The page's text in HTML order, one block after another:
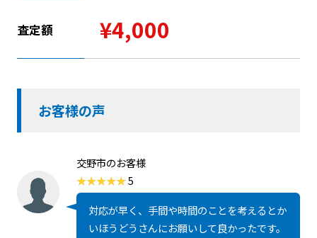
査定額 ¥4,000
お客様の声
交野市のお客様
5
対応が早く、手間や時間のことを考えるとか
いほうどうさんにお願いして良かったです。